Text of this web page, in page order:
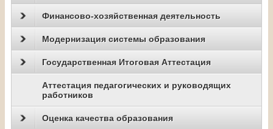
Финансово-хозяйственная деятельность
Модернизация системы образования
Государственная Итоговая Аттестация
Аттестация педагогических и руководящих
работников
Оценка качества образования